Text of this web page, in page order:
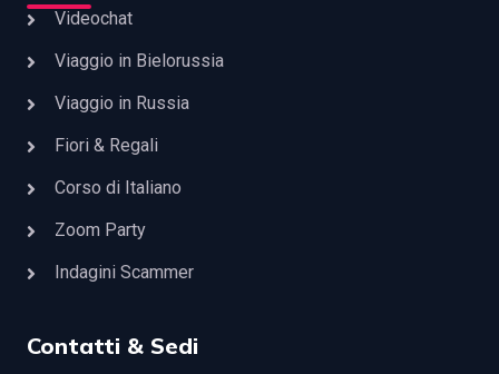
Videochat
Viaggio in Bielorussia
Viaggio in Russia
Fiori & Regali
Corso di Italiano
Zoom Party
Indagini Scammer
Contatti & Sedi